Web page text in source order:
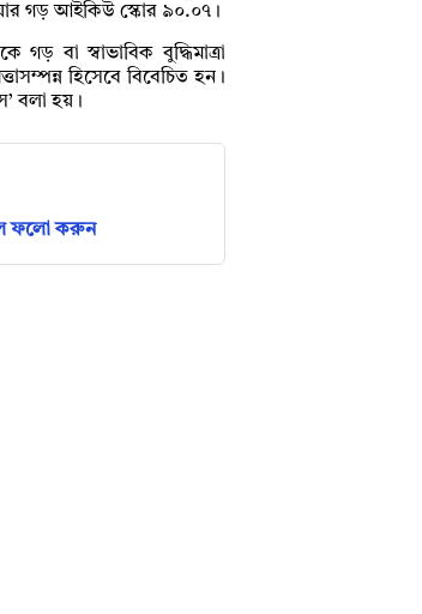
গড় আইকিউ স্কোর ৯০.০৭।
বা স্বাভাবিক বুদ্ধিমাত্রা
হিসেবে বিবেচিত হন।
বলা হয়।
ফলো করুন